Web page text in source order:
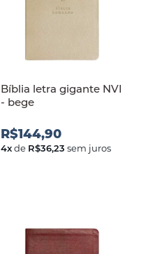
Bíblia letra gigante NVI
- bege
R$144,90
4xde R$36,23 sem juros